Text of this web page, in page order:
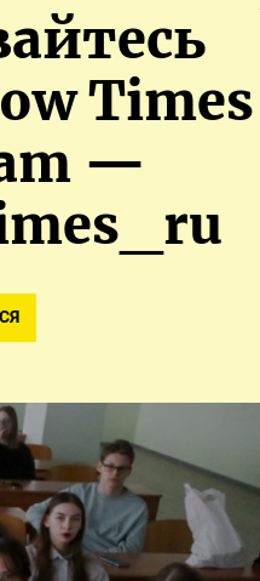
Times
—